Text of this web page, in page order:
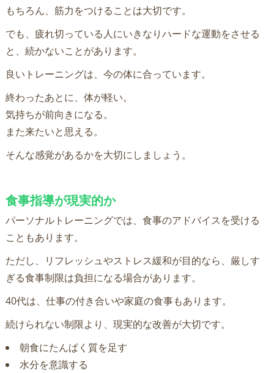
もちろん、筋力をつけることは大切です。
でも、疲れ切っている人にいきなりハードな運動をさせる
と、続かないことがあります。
良いトレーニングは、今の体に合っています。
終わったあとに、体が軽い。
気持ちが前向きになる。
また来たいと思える。
そんな感覚があるかを大切にしましょう。
食事指導が現実的か
パーソナルトレーニングでは、食事のアドバイスを受ける
こともあります。
ただし、リフレッシュやストレス緩和が目的なら、厳しす
ぎる食事制限は負担になる場合があります。
40代は、仕事の付き合いや家庭の食事もあります。
続けられない制限より、現実的な改善が大切です。
朝食にたんぱく質を足す
水分を意識する